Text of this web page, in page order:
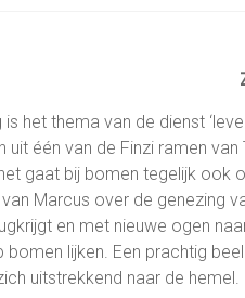
het thema van de dienst
uit één van de Finzi ramen
gaat bij bomen tegelijk ook
Marcus over de genezing
en met nieuwe ogen
bomen lijken. Een prachtig
uitstrekkend naar de